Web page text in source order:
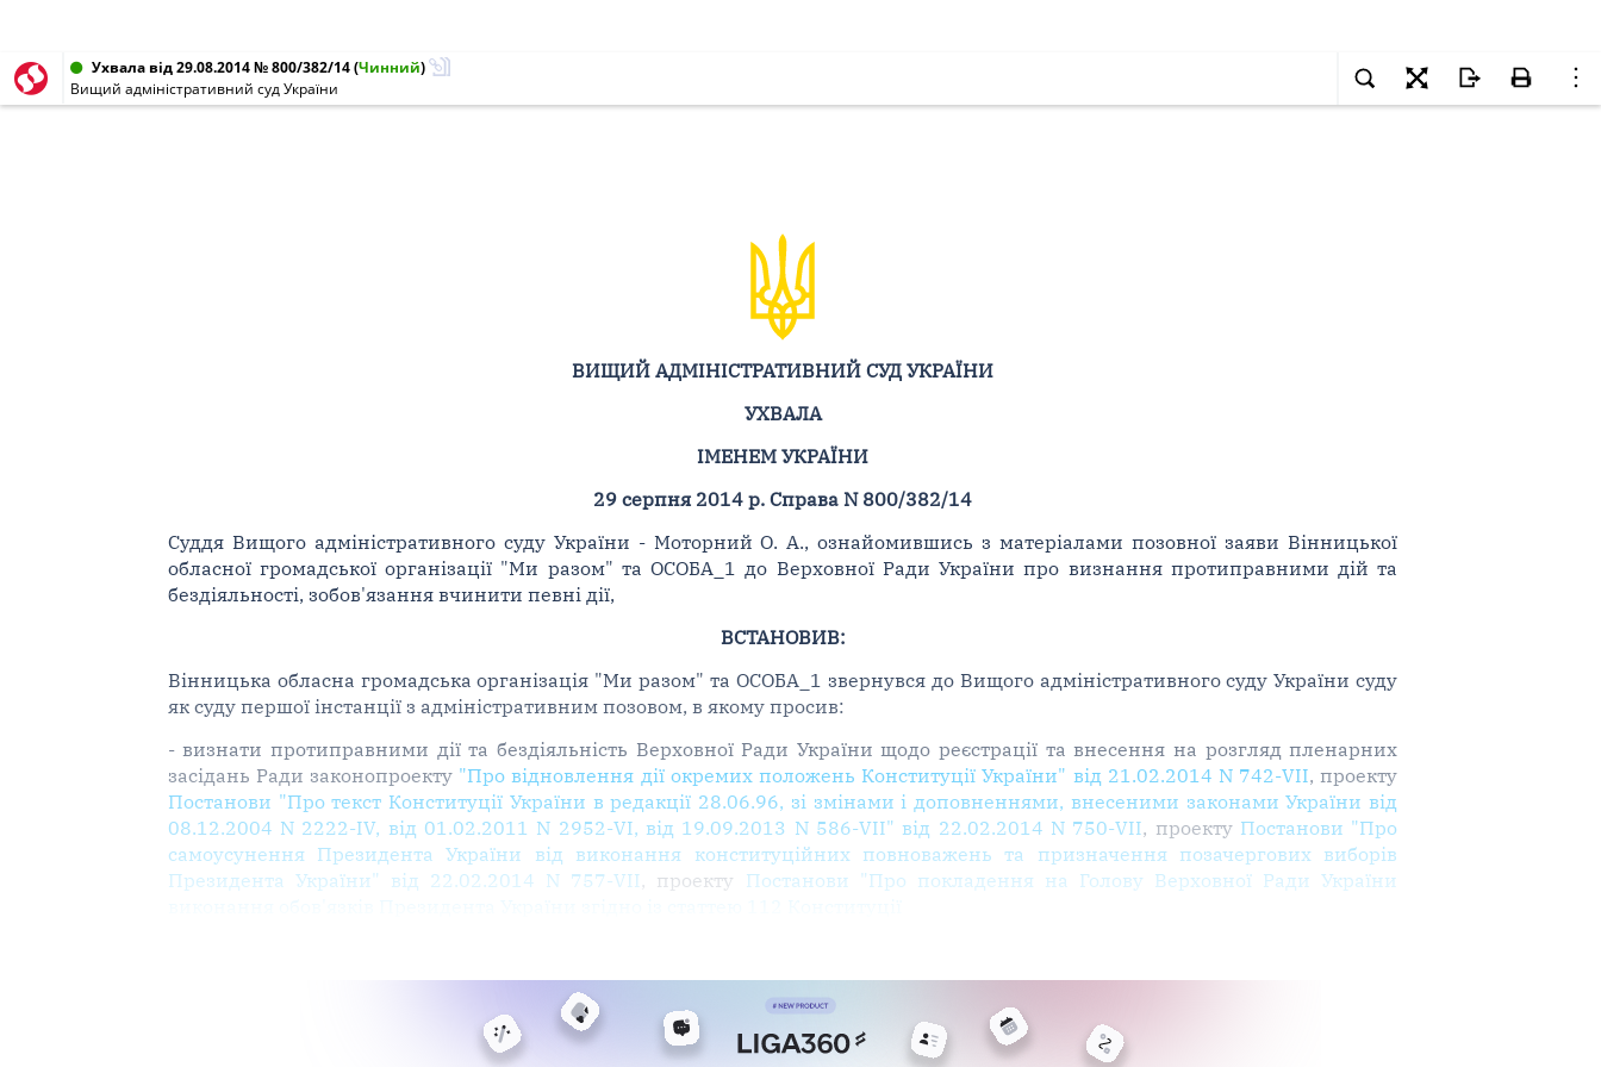
Ухвала від 29.08.2014 № 800/382/14(Чинний)
Вищий адміністративний суд України
ВИЩИЙ АДМІНІСТРАТИВНИЙ СУД УКРАЇНИ
УХВАЛА
ІМЕНЕМ УКРАЇНИ
29 серпня 2014 р. Справа N 800/382/14
Суддя Вищого адміністративного суду України - Моторний О. А., ознайомившись з матеріалами позовної заяви Вінницької
обласної громадської організації "Ми разом" та ОСОБА_1 до Верховної Ради України про визнання протиправними дій та
бездіяльності, зобов'язання вчинити певні дії,
ВСТАНОВИВ:
Вінницька обласна громадська організація "Ми разом" та ОСОБА_1 звернувся до Вищого адміністративного суду України суду
як суду першої інстанції з адміністративним позовом, в якому просив:
- визнати протиправними дії та бездіяльність Верховної Ради України щодо реєстрації та внесення на розгляд пленарних
засідань Ради законопроекту "Про відновлення дії окремих положень Конституції України" від 21.02.2014 N 742-VII, проекту
Постанови "Про текст Конституції України в редакції 28.06.96, зі змінами і доповненнями, внесеними законами України від
08.12.2004 N 2222-IV, від 01.02.2011 N 2952-VI, від 19.09.2013 N 586-VII" від 22.02.2014 N 750-VII, проекту Постанови "Про
самоусунення Президента України від виконання конституційних повноважень та призначення позачергових виборів
Президента України" від 22.02.2014 N 757-VII, проекту Постанови "Про покладення на Голову Верховної Ради України